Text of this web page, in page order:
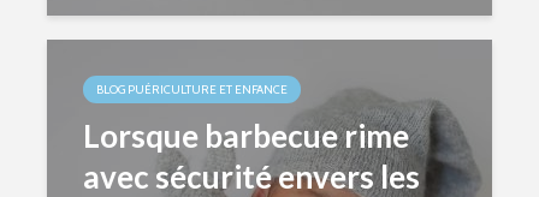
BLOG PUÉRICULTURE ET ENFANCE
Lorsque barbecue rime
avec sécurité envers les